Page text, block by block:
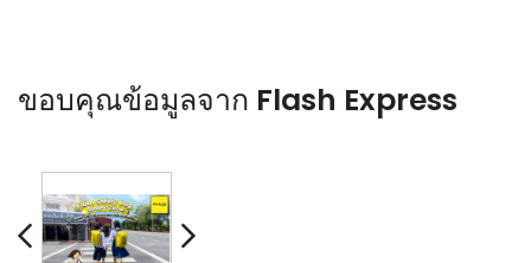
ขอบคุณข้อมูลจาก Flash Express